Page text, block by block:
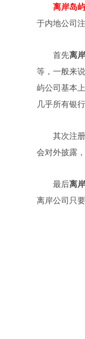
离岸岛
于内地公司
首先离
等，一般来
屿公司基本
几乎所有银
其次注
会对外披露
最后离
离岸公司只